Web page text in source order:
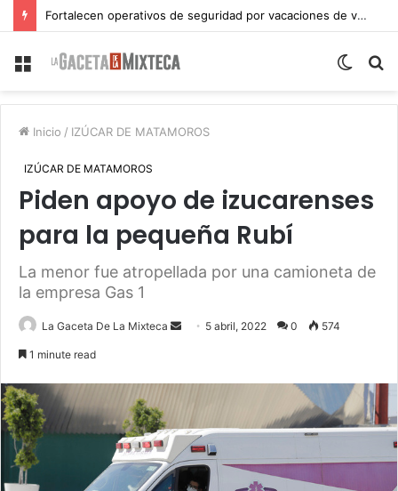
Fortalecen operativos de seguridad por vacaciones de verano en Atlixco
Menu
Switch
Inicio / IZÚCAR DE MATAMOROS
IZÚCAR DE MATAMOROS
Piden apoyo de izucarenses
para la pequeña Rubí
La menor fue atropellada por una camioneta de
la empresa Gas 1
La Gaceta De La Mixteca
Send 5 abril, 2022 0 574
1 minute read